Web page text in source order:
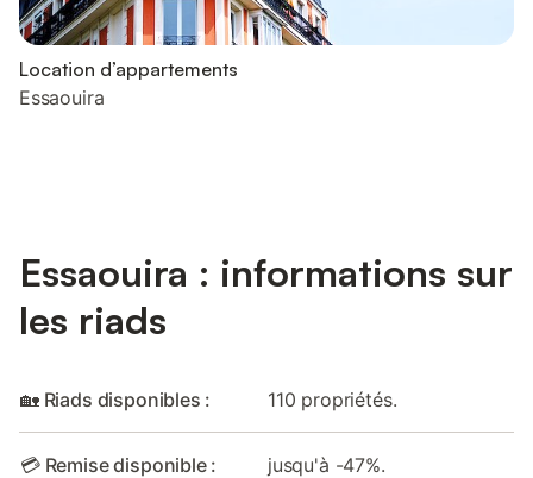
Location d’appartements
Essaouira
Essaouira : informations sur
les riads
🏡 Riads disponibles : 110 propriétés.
💳 Remise disponible : jusqu'à -47%.